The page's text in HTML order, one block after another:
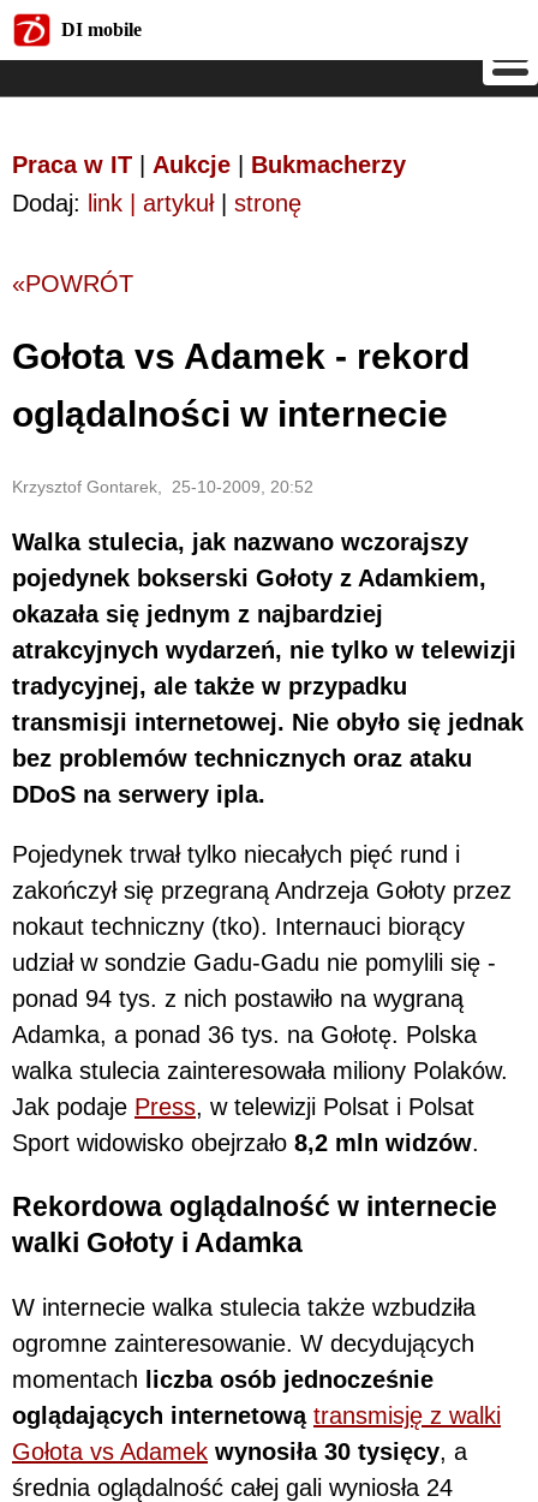
DI mobile
Praca w IT Aukcje
Bukmacherzy
Dodaj: link | artykuł| stronę
«POWRÓT
Gołota vs Adamek - rekord
oglądalności w internecie
Krzysztof Gontarek, 25-10-2009, 20:52
Walka stulecia, jak nazwano wczorajszy
pojedynek bokserski Gołoty z Adamkiem,
okazała się jednym z najbardziej
atrakcyjnych wydarzeń, nie tylko w telewizji
tradycyjnej, ale także w przypadku
transmisji internetowej. Nie obyło się jednak
bez problemów technicznych oraz ataku
DDoS na serwery ipla.
Pojedynek trwał tylko niecałych pięć rund i
zakończył się przegraną Andrzeja Gołoty przez
nokaut techniczny (tko). Internauci biorący
udział w sondzie Gadu-Gadu nie pomylili się -
ponad 94 tys. z nich postawiło na wygraną
Adamka, a ponad 36 tys. na Gołotę. Polska
walka stulecia zainteresowała miliony Polaków.
Jak podaje Press, w telewizji Polsat i Polsat
Sport widowisko obejrzało 8,2 mln widzów.
Rekordowa oglądalność w internecie
walki Gołoty i Adamka
W internecie walka stulecia także wzbudziła
ogromne zainteresowanie. W decydujących
momentach liczba osób jednocześnie
oglądających internetową transmisję z walki
Gołota vs Adamek wynosiła 30 tysięcy, a
średnia oglądalność całej gali wyniosła 24
DI mobile